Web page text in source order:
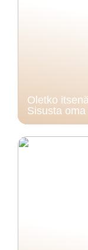
Oletko
Sisusta